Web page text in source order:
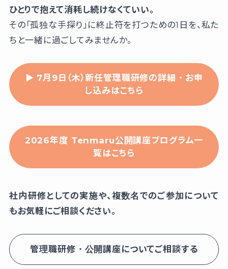
ひとりで抱えて消耗し続けなくていい。
その「孤独な手探り」に終止符を打つための1日を、私た
ちと一緒に過ごしてみませんか。
▶ 7月9日（木）新任管理職研修の詳細・お申
し込みはこちら
2026年度 Tenmaru公開講座ブログラム一
覧はこちら
社内研修としての実施や、複数名でのご参加について
もお気軽にご相談ください。
管理職研修・公開講座についてご相談する